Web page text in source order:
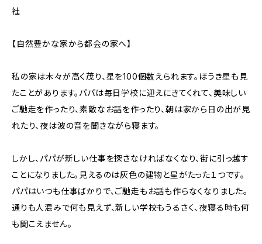
社
【自然豊かな家から都会の家へ】
私の家は木々が高く茂り、星を100個数えられます。ほうき星も見
たことがあります。パパは毎日学校に迎えにきてくれて、美味しい
ご馳走を作ったり、素敵なお話を作ったり、朝は家から日の出が見
れたり、夜は波の音を聞きながら寝ます。
しかし、パパが新しい仕事を探さなければなくなり、街に引っ越す
ことになりました。見えるのは灰色の建物と星がたった１つです。
パパはいつも仕事ばかりで、ご馳走もお話も作らなくなりました。
通りも人混みで何も見えず、新しい学校もうるさく、夜寝る時も何
も聞こえません。